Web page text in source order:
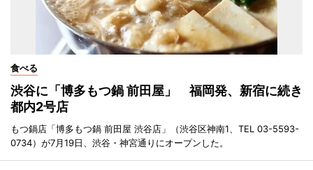
食べる
渋谷に「博多もつ鍋 前田屋」 福岡発、新宿に続き
都内2号店
もつ鍋店「博多もつ鍋 前田屋 渋谷店」（渋谷区神南1、TEL 03-5593-
0734）が7月19日、渋谷・神宮通りにオープンした。